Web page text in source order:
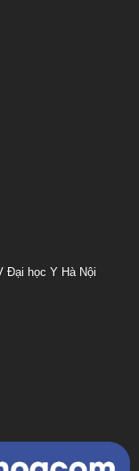
Đại học Y Hà Nội